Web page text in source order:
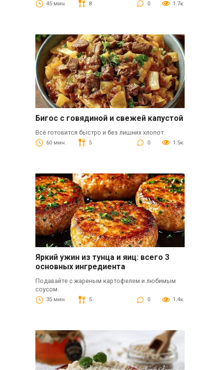
45 мин. 8 0 1.7к.
Бигос с говядиной и свежей капустой
Всё готовится быстро и без лишних хлопот.
60 мин. 5 0 1.5к.
Яркий ужин из тунца и яиц: всего 3
основных ингредиента
Подавайте с жареным картофелем и любимым
соусом.
35 мин. 5 0 1.4к.